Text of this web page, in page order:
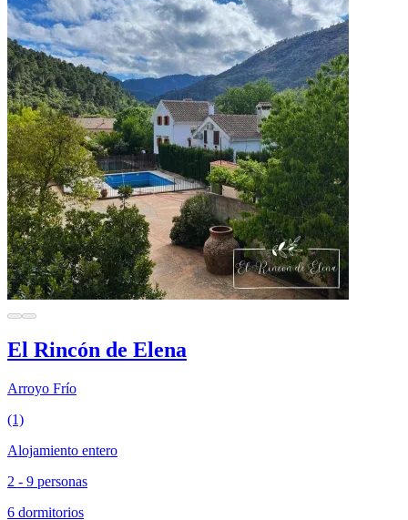
El Rincón de Elena
Arroyo Frío
(1)
Alojamiento entero
2 - 9 personas
6 dormitorios